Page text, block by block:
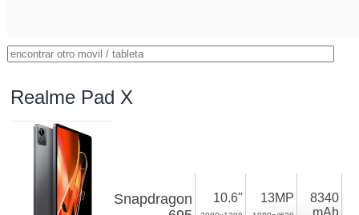
Realme Pad X
Snapdragon
10.6" 13MP
8340
mAh